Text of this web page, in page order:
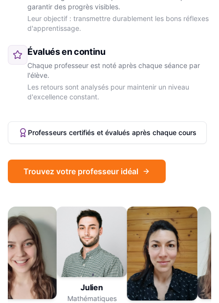
Julien
Mathématiques
garantir des progrès visibles.
Leur objectif : transmettre durablement les bons réflexes
d'apprentissage.
Évalués en continu
Chaque professeur est noté après chaque séance par
l'élève.
Les retours sont analysés pour maintenir un niveau
d'excellence constant.
Professeurs certifiés et évalués après chaque cours
Trouvez votre professeur idéal